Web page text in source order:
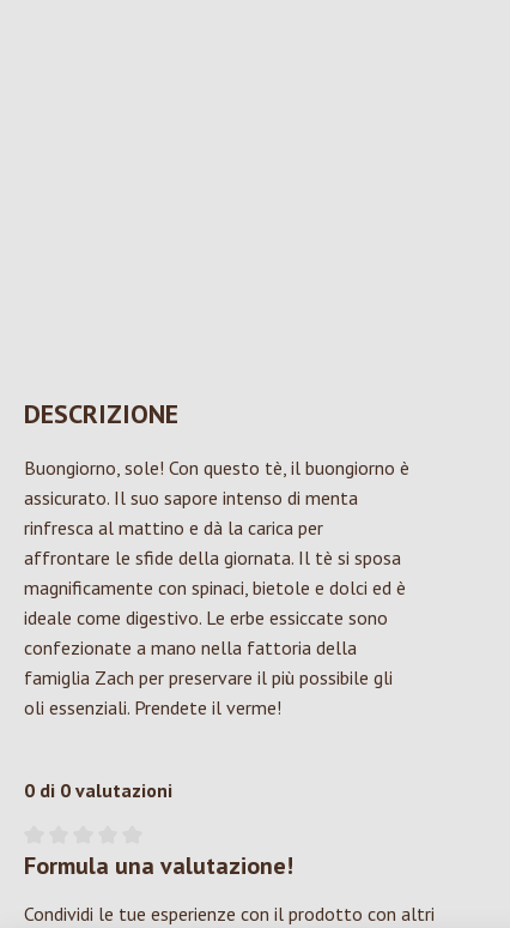
DESCRIZIONE
Buongiorno, sole! Con questo tè, il buongiorno è
assicurato. Il suo sapore intenso di menta
rinfresca al mattino e dà la carica per
affrontare le sfide della giornata. Il tè si sposa
magnificamente con spinaci, bietole e dolci ed è
ideale come digestivo. Le erbe essiccate sono
confezionate a mano nella fattoria della
famiglia Zach per preservare il più possibile gli
oli essenziali. Prendete il verme!
0 di 0 valutazioni
Valutazione media di 0 su 5 stelle
Formula una valutazione!
Condividi le tue esperienze con il prodotto con altri